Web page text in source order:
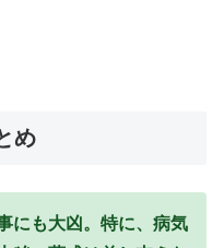
め
にも大凶。特に、病気